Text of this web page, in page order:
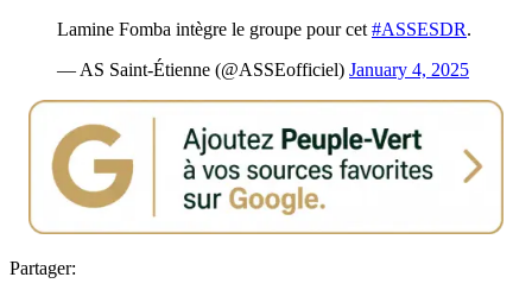
Lamine Fomba intègre le groupe pour cet #ASSESDR.
— AS Saint-Étienne (@ASSEofficiel) January 4, 2025
Partager: